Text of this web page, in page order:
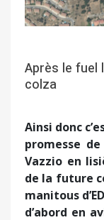
Après le fuel
colza
Ainsi donc
promesse
Vazzio en
de la future
manitous
d’abord en